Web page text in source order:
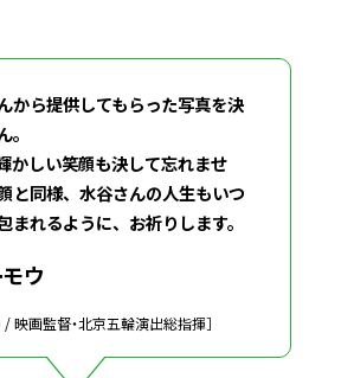
から提供してもらった写真を決
かしい笑顔も決して忘れませ
と同様、水谷さんの人生もいつ
まれるように、お祈りします。
モウ
/ 映画監督・北京五輪演出総指揮］